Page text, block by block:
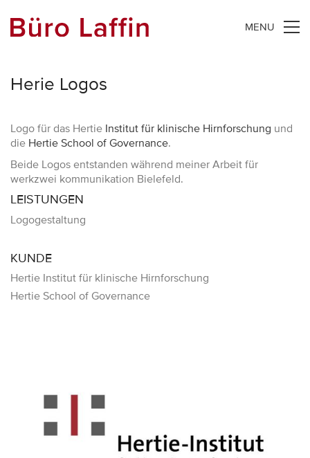
MENU
Herie Logos
Logo für das Hertie Institut für klinische Hirnforschung und
die Hertie School of Governance.
Beide Logos entstanden während meiner Arbeit für
werkzwei kommunikation Bielefeld.
LEISTUNGEN
Logogestaltung
KUNDE
Hertie Institut für klinische Hirnforschung
Hertie School of Governance